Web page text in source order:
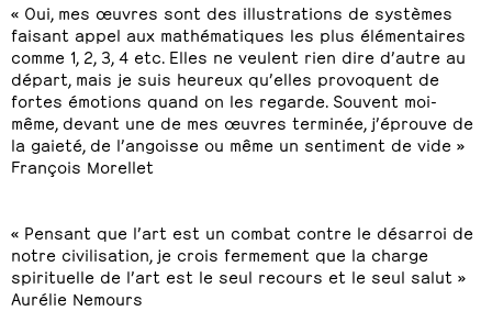
« Oui, mes œuvres sont des illustrations de systèmes
faisant appel aux mathématiques les plus élémentaires
comme 1, 2, 3, 4 etc. Elles ne veulent rien dire d’autre au
départ, mais je suis heureux qu’elles provoquent de
fortes émotions quand on les regarde. Souvent moi-
même, devant une de mes œuvres terminée, j’éprouve de
la gaieté, de l’angoisse ou même un sentiment de vide »
François Morellet
« Pensant que l’art est un combat contre le désarroi de
notre civilisation, je crois fermement que la charge
spirituelle de l’art est le seul recours et le seul salut »
Aurélie Nemours